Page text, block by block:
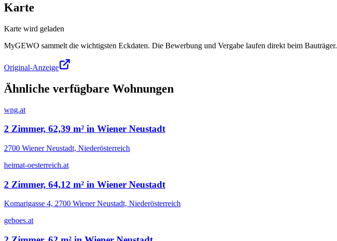
Karte
Karte wird geladen
MyGEWO sammelt die wichtigsten Eckdaten. Die Bewerbung und Vergabe laufen direkt beim Bauträger.
Original-Anzeige
Ähnliche verfügbare Wohnungen
wng.at
2 Zimmer, 62,39 m² in Wiener Neustadt
2700 Wiener Neustadt, Niederösterreich
heimat-oesterreich.at
2 Zimmer, 64,12 m² in Wiener Neustadt
Komarigasse 4, 2700 Wiener Neustadt, Niederösterreich
geboes.at